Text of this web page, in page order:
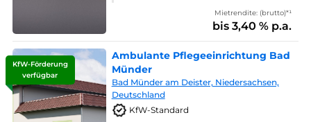
Mietrendite: (brutto)*¹
bis 3,40 % p.a.
KfW-Förderung
verfügbar
Ambulante Pflegeeinrichtung Bad
Münder
Bad Münder am Deister, Niedersachsen,
Deutschland
KfW-Standard